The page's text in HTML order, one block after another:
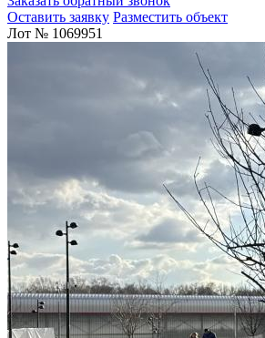
Оставить заявку Разместить объект
Лот № 1069951